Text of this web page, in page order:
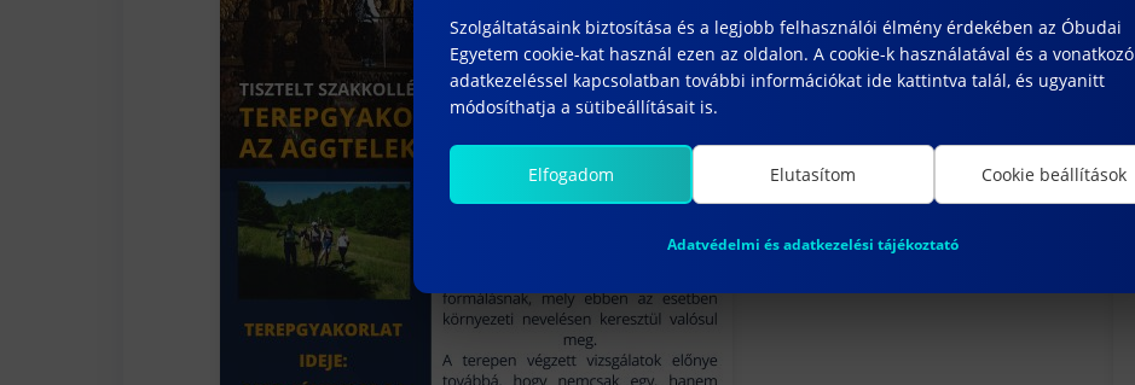
Szolgáltatásaink biztosítása és a legjobb felhasználói élmény érdekében az Óbudai
Egyetem cookie-kat használ ezen az oldalon. A cookie-k használatával és a vonatkozó
adatkezeléssel kapcsolatban további információkat ide kattintva talál, és ugyanitt
módosíthatja a sütibeállításait is.
Elfogadom Elutasítom Cookie beállítások
Adatvédelmi és adatkezelési tájékoztató